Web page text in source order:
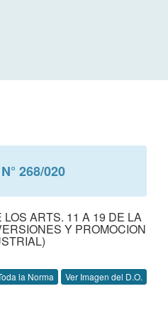
N° 268/020
ARTS. 11 A 19 DE LA
Y PROMOCION
la Norma Ver Imagen del D.O.